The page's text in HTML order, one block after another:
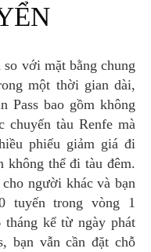
một thời gian dài,
Pass bao gồm không
chuyến tàu Renfe mà
phiếu giảm giá đi
không thể đi tàu đêm.
người khác và bạn
tuyến trong vòng 1
kể từ ngày phát
bạn vẫn cần đặt chỗ